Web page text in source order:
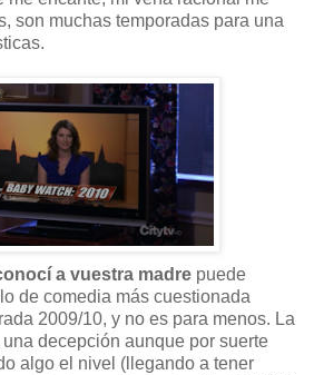
son muchas temporadas para una
a vuestra madre puede
de comedia más cuestionada
2009/10, y no es para menos. La
decepción aunque por suerte
algo el nivel (llegando a tener